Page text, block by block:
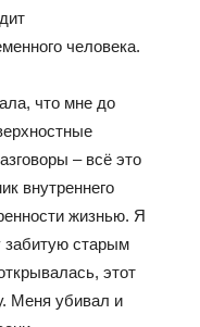
человека.
что мне до
– всё это
внутреннего
жизнью. Я
забитую старым
этот
Меня убивал и